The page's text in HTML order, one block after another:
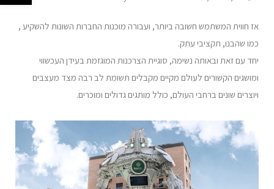
אז חווית המשתמש חשובה ביותר, ועבורה מוכנות החברות השונות להשקיע ,
כמו שהבנו, תקציבי עתק.
יחד עם זאת ובאותה נשימה, סוגיית הצרכנות המוגזמת בעידן העכשווי
ומושגים הקשורים לעולם מקיים מקבלים תשומת לב רבה מצד מעצבים
ויוצרים שונים ברחבי העולם, כולל מותגים גדולים ומוכרים.